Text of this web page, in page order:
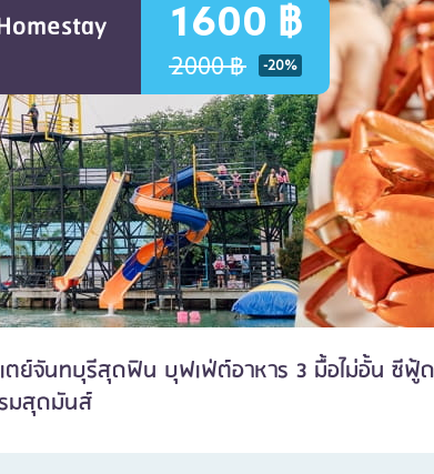
1600 ฿
2000 ฿ -20%
ตย์จันทบุรีสุดฟิน บุฟเฟ่ต์อาหาร 3 มื้อไม่อั้น ซีฟู้
มสุดมันส์